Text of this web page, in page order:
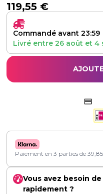
119,55 €
Commandé avant 23:59
Livré entre 26 août et 4
Paiement en 3 parties de 39,85
Vous avez besoin
rapidement ?